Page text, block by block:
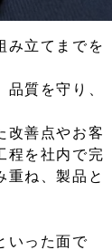
み立てまでを
質を守り、
改善点やお客
程を社内で完
重ね、製品と
いった面で